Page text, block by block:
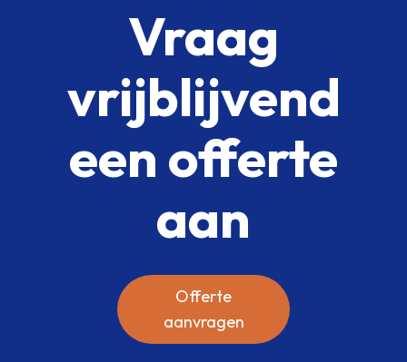
Vraag
vrijblijvend
een offerte
aan
Offerte
aanvragen